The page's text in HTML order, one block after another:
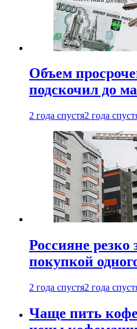
Объем
подскочил до
2 года спустя2 года
Россияне резко
покупкой
2 года спустя2 года
Чаще пить